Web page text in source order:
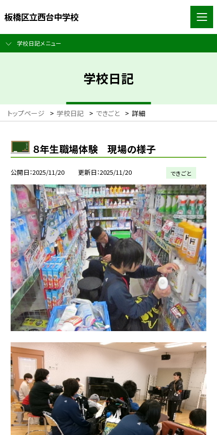
板橋区立西台中学校
学校日記メニュー
学校日記
トップページ > 学校日記 > できごと > 詳細
８年生職場体験 現場の様子
公開日 2025/11/20 更新日 2025/11/20 できごと